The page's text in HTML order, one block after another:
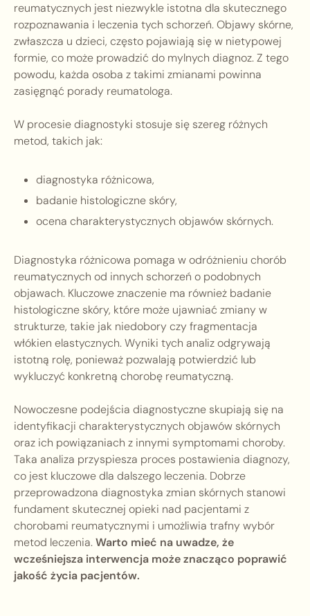
reumatycznych jest niezwykle istotna dla skutecznego
rozpoznawania i leczenia tych schorzeń. Objawy skórne,
zwłaszcza u dzieci, często pojawiają się w nietypowej
formie, co może prowadzić do mylnych diagnoz. Z tego
powodu, każda osoba z takimi zmianami powinna
zasięgnąć porady reumatologa.
W procesie diagnostyki stosuje się szereg różnych
metod, takich jak:
diagnostyka różnicowa,
badanie histologiczne skóry,
ocena charakterystycznych objawów skórnych.
Diagnostyka różnicowa pomaga w odróżnieniu chorób
reumatycznych od innych schorzeń o podobnych
objawach. Kluczowe znaczenie ma również badanie
histologiczne skóry, które może ujawniać zmiany w
strukturze, takie jak niedobory czy fragmentacja
włókien elastycznych. Wyniki tych analiz odgrywają
istotną rolę, ponieważ pozwalają potwierdzić lub
wykluczyć konkretną chorobę reumatyczną.
Nowoczesne podejścia diagnostyczne skupiają się na
identyfikacji charakterystycznych objawów skórnych
oraz ich powiązaniach z innymi symptomami choroby.
Taka analiza przyspiesza proces postawienia diagnozy,
co jest kluczowe dla dalszego leczenia. Dobrze
przeprowadzona diagnostyka zmian skórnych stanowi
fundament skutecznej opieki nad pacjentami z
chorobami reumatycznymi i umożliwia trafny wybór
metod leczenia.Warto mieć na uwadze, że
wcześniejsza interwencja może znacząco poprawić
jakość życia pacjentów.